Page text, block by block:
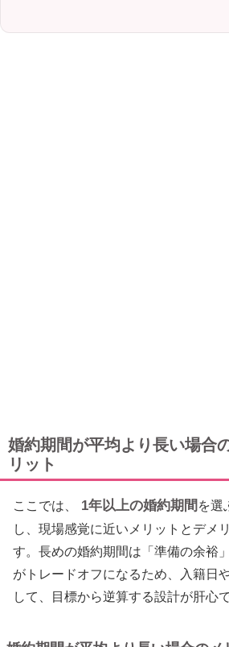
婚約期間が平均より長い場合
リット
ここでは、 1年以上の婚約期間 を選
し、現場感覚に近いメリットとデメ
す。長めの婚約期間は「準備の余裕
がトレードオフになるため、入籍日
して、目標から逆算する設計が肝心で